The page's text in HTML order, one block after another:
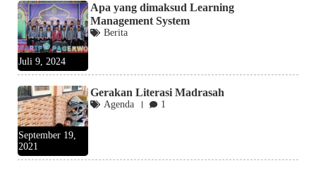
Juli 9, 2024
Apa yang dimaksud Learning
Management System
Berita
September 19,
2021
Gerakan Literasi Madrasah
Agenda 1